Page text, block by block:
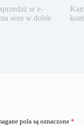
w e-
sens w dobie
pola są oznaczone *